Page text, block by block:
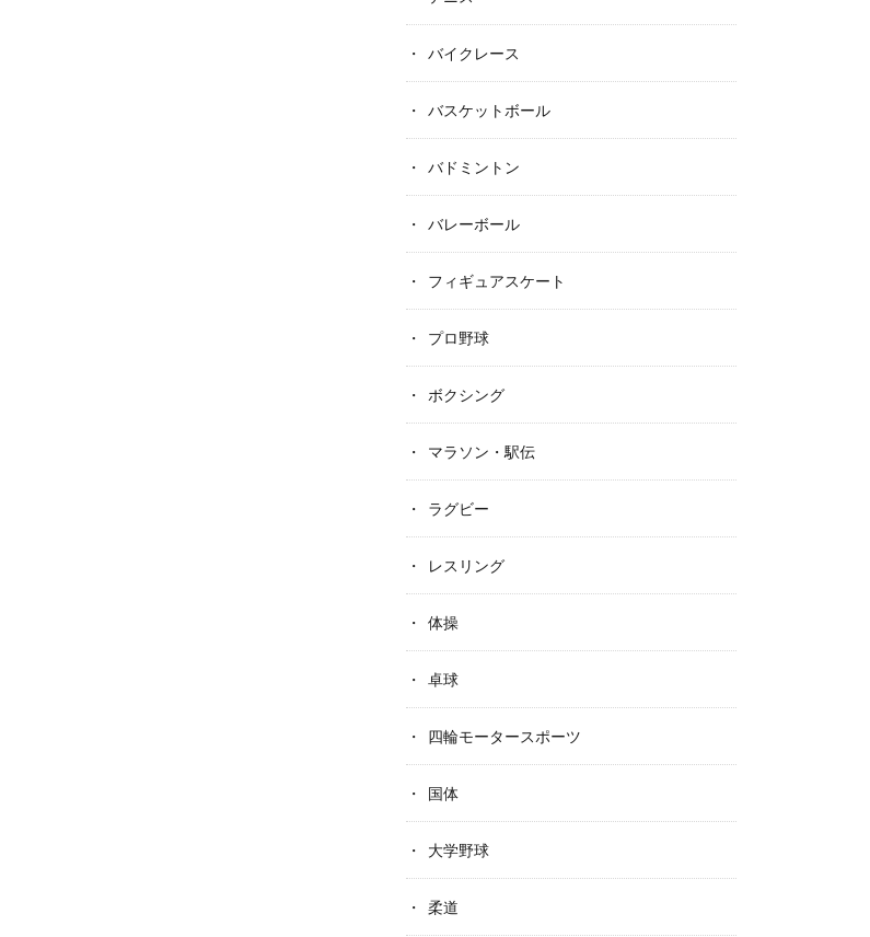
バイクレース
バスケットボール
バドミントン
バレーボール
フィギュアスケート
プロ野球
ボクシング
マラソン・駅伝
ラグビー
レスリング
体操
卓球
四輪モータースポーツ
国体
大学野球
柔道